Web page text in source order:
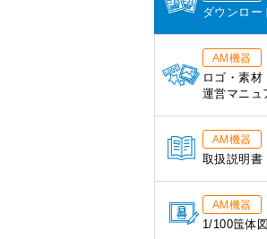
ダウンロー
AM機器
ロゴ・素材
運営マニュ
AM機器
取扱説明書
AM機器
1/100筺体